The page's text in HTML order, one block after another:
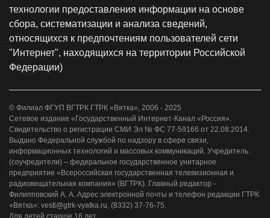
технологии предоставления информации на основе
сбора, систематизации и анализа сведений,
относящихся к предпочтениям пользователей сети
"Интернет", находящихся на территории Российской
Федерации)
© Филиал ФГУП ВГТРК ГТРК «Вятка», 2006 - 2025
Сетевое издание «Государственный Интернет-Канал «Россия».
Свидетельство о регистрации СМИ Эл № ФС 77-59166 от 22.08.2014.
Выдано Федеральной службой по надзору в сфере связи,
информационных технологий и массовых коммуникаций. Учредитель
(соучредители) – федеральное государственное унитарное
предприятие «Всероссийская государственная телевизионная и
радиовещательная компания» (ВГТРК). Главный редактор -
Филипповский А. А. Адрес электронной почты и телефон редакции ГТРК
«Вятка»: vesti@gtrk-vyatka.ru, (8332) 37-76-75.
Для детей старше 16 лет.